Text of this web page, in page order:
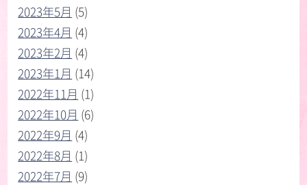
2023年5月 (5)
2023年4月 (4)
2023年2月 (4)
2023年1月 (14)
2022年11月 (1)
2022年10月 (6)
2022年9月 (4)
2022年8月 (1)
2022年7月 (9)